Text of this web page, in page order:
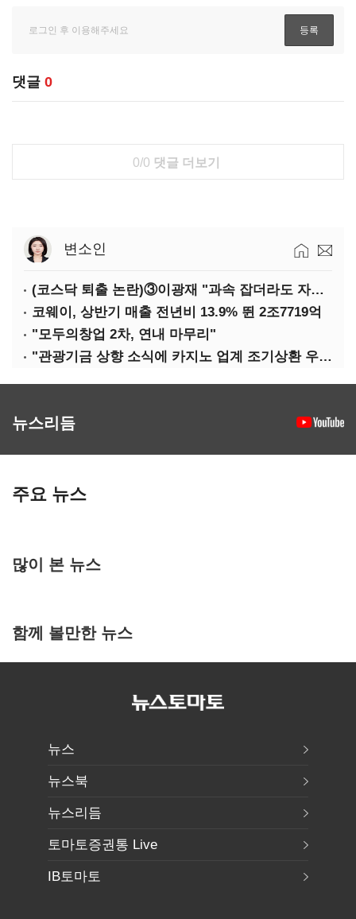
댓글 0
0/0 댓글 더보기
변소인
(코스닥 퇴출 논란)③이광재 "과속 잡더라도 자동차 없애지는 말아야"
코웨이, 상반기 매출 전년비 13.9% 뛴 2조7719억
"모두의창업 2차, 연내 마무리"
"관광기금 상향 소식에 카지노 업계 조기상환 우려"
뉴스리듬
주요 뉴스
많이 본 뉴스
함께 볼만한 뉴스
뉴스
뉴스북
뉴스리듬
토마토증권통 Live
IB토마토